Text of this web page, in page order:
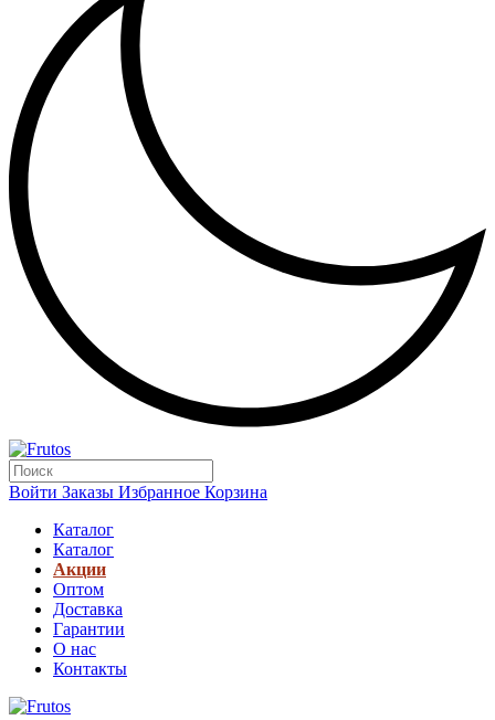
Войти Заказы Избранное Корзина
Каталог
Каталог
Акции
Оптом
Доставка
Гарантии
О нас
Контакты